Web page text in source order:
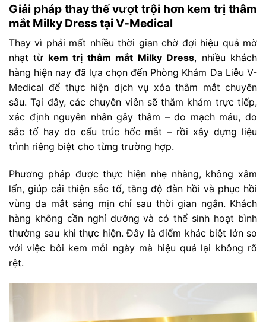
Giải pháp thay thế vượt trội hơn kem trị thâm
mắt Milky Dress tại V-Medical
Thay vì phải mất nhiều thời gian chờ đợi hiệu quả mờ
nhạt từ kem trị thâm mắt Milky Dress, nhiều khách
hàng hiện nay đã lựa chọn đến Phòng Khám Da Liễu V-
Medical để thực hiện dịch vụ xóa thâm mắt chuyên
sâu. Tại đây, các chuyên viên sẽ thăm khám trực tiếp,
xác định nguyên nhân gây thâm – do mạch máu, do
sắc tố hay do cấu trúc hốc mắt – rồi xây dựng liệu
trình riêng biệt cho từng trường hợp.
Phương pháp được thực hiện nhẹ nhàng, không xâm
lấn, giúp cải thiện sắc tố, tăng độ đàn hồi và phục hồi
vùng da mắt sáng mịn chỉ sau thời gian ngắn. Khách
hàng không cần nghỉ dưỡng và có thể sinh hoạt bình
thường sau khi thực hiện. Đây là điểm khác biệt lớn so
với việc bôi kem mỗi ngày mà hiệu quả lại không rõ
rệt.